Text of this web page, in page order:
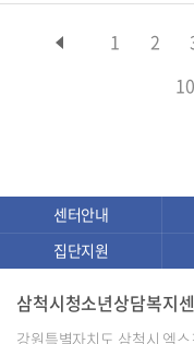
1 2
10
센터안내
집단지원
삼척시청소년상담복지
강원특별자치도 삼척시 엑